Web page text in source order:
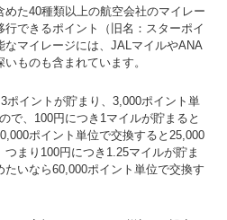
めた40種類以上の航空会社のマイレー
できるポイント（旧名：スターポイ
マイレージには、JALマイルやANA
ものも含まれています。
ポイントが貯まり、3,000ポイント単
で、100円につき1マイルが貯まると
ポイント単位で交換すると25,000
まり100円につき1.25マイルが貯ま
いなら60,000ポイント単位で交換す